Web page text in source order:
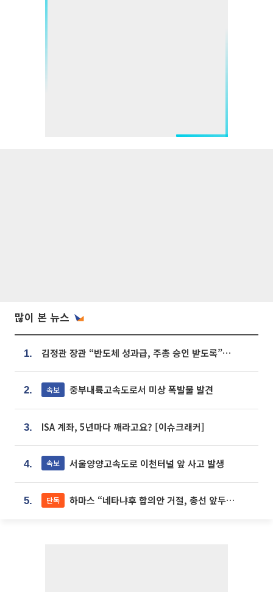
많이 본 뉴스
1. 김정관 장관 “반도체 성과급, 주총 승인 받도록”…상법·자본시장법 개정 시사
2. 속보 중부내륙고속도로서 미상 폭발물 발견
3. ISA 계좌, 5년마다 깨라고요? [이슈크래커]
4. 속보 서울양양고속도로 이천터널 앞 사고 발생
5. 단독 하마스 “네타냐후 합의안 거절, 총선 앞두고 시간 끌기”